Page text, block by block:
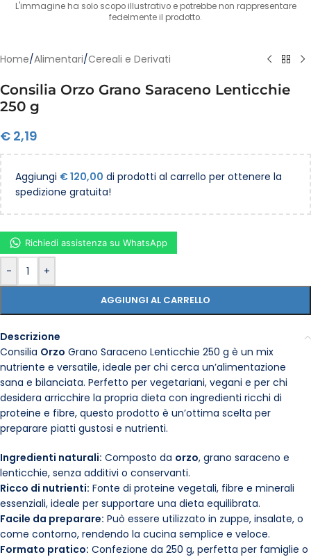
L'immagine ha solo scopo illustrativo e potrebbe non rappresentare
fedelmente il prodotto.
Home/Alimentari/Cereali e Derivati
Consilia Orzo Grano Saraceno Lenticchie
250 g
€ 2,19
Aggiungi €120,00 di prodotti al carrello per ottenere la
spedizione gratuita!
- +
AGGIUNGI AL CARRELLO
Richiedi assistenza su WhatsApp
Descrizione
Consilia Orzo Grano Saraceno Lenticchie 250 g è un mix
nutriente e versatile, ideale per chi cerca un’alimentazione
sana e bilanciata. Perfetto per vegetariani, vegani e per chi
desidera arricchire la propria dieta con ingredienti ricchi di
proteine e fibre, questo prodotto è un’ottima scelta per
preparare piatti gustosi e nutrienti.
Ingredienti naturali: Composto da orzo, grano saraceno e
lenticchie, senza additivi o conservanti.
Ricco di nutrienti: Fonte di proteine vegetali, fibre e minerali
essenziali, ideale per supportare una dieta equilibrata.
Facile da preparare: Può essere utilizzato in zuppe, insalate, o
come contorno, rendendo la cucina semplice e veloce.
Formato pratico: Confezione da 250 g, perfetta per famiglie o